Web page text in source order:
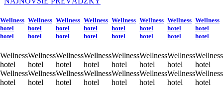
Wellness
hotel
hotel
Wellness
hotel
Wellness
hotel
Wellness
hotel
hotel
Wellness
hotel
Wellness
hotel
Wellness
hotel
hotel
Wellness
hotel
Wellness
hotel
Wellness
hotel
hotel
Wellness
hotel
Wellness
hotel
Wellness
hotel
hotel
Wellness
hotel
Wellness
hotel
Wellness
hotel
hotel
Wellness
hotel
Wellness
hotel
Wellness
hotel
hotel
Wellness
hotel
Wellness
hotel
Wellness
hotel
hotel
Wellness
hotel
Wellness
hotel